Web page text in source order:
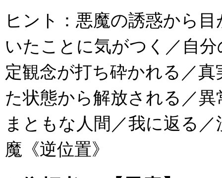
ヒント：悪魔の誘惑から
いたことに気がつく／自
定観念が打ち砕かれる／
た状態から解放される／
まともな人間／我に返る
魔《逆位置》